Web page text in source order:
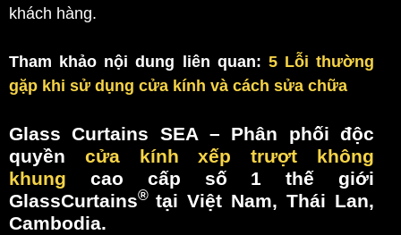
khách hàng.
Tham khảo nội dung liên quan: 5 Lỗi thường
gặp khi sử dụng cửa kính và cách sửa chữa
Glass Curtains SEA – Phân phối độc
quyền cửa kính xếp trượt không
khung cao cấp số 1 thế giới
GlassCurtains® tại Việt Nam, Thái Lan,
Cambodia.